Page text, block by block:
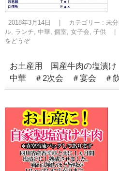
2018年3月14日 カテゴリー : 未
ル, ランチ, 中華, 個室, 女子会, 子供
をどうぞ
お土産用 国産牛肉の
中華 ＃2次会 ＃宴会 ＃飲